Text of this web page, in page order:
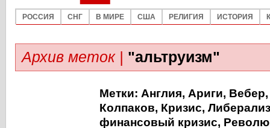
РОССИЯ СНГ В МИРЕ США РЕЛИГИЯ ИСТОРИЯ
Архив меток | "альтруизм"
Метки: Англия, Ариги, Вебер
Колпаков, Кризис,
финансовый кризис,